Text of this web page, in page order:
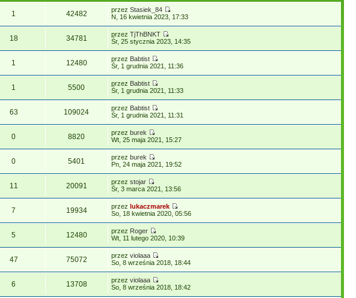
1 42482 przezStasiek_84
N, 16 kwietnia 2023, 17:33
18 34781 przezTjThBNKT
Śr, 25 stycznia 2023, 14:35
1 12480 przez Babtist
Śr, 1 grudnia 2021, 11:36
1 5500 przez Babtist
Śr, 1 grudnia 2021, 11:33
63 109024 przez Babtist
Śr, 1 grudnia 2021, 11:31
0 8820 przezburek
Wt, 25 maja 2021, 15:27
0 5401 przezburek
Pn, 24 maja 2021, 19:52
11 20091 przezstojar
Śr, 3 marca 2021, 13:56
7 19934 przezlukaczmarek
So, 18 kwietnia 2020, 05:56
5 12480 przez Roger
Wt, 11 lutego 2020, 10:39
47 75072 przezviolaaa
So, 8 września 2018, 18:44
6 13708 przezviolaaa
So, 8 września 2018, 18:42